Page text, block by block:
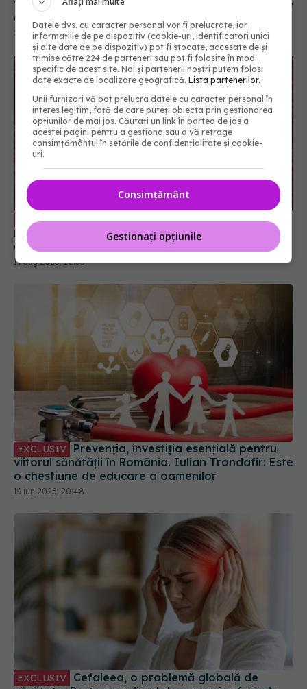
(SANADOR): Necesită prezentare imediată
29 sep 2025, 14:24
EXCLUSIV Cancerul care omoară cei mai mulți
români. Dr. Eliza Gangone (SANADOR): Principala
cauză de deces
19 aug 2025, 22:38
EXCLUSIV Prevenția, investiția esențială pentru
viitorul sănătății în România. Iulian Trandafir: Este
o chestiune de educare a oamenilor
19 iun 2025, 20:48
EXCLUSIV Cefaleea, o problemă globală de
sănătate. Peste un miliard de oameni suferă de
Datele dvs. cu caracter personal vor fi prelucrate, iar
informațiile de pe dispozitiv (cookie-uri, identificatori unici
și alte date de pe dispozitiv) pot fi stocate, accesate de și
trimise către 224 de parteneri sau pot fi folosite în mod
specific de acest site. Noi și partenerii noștri putem folosi
date exacte de localizare geografică.Lista partenerilor.
Unii furnizori vă pot prelucra datele cu caracter personal în
interes legitim, față de care puteți obiecta prin gestionarea
opțiunilor de mai jos. Căutați un link în partea de jos a
acestei pagini pentru a gestiona sau a vă retrage
consimțământul în setările de confidențialitate și cookie-
uri.
Consimțământ
Gestionați opțiunile